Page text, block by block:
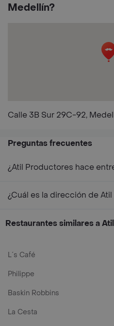
Medellín?
Calle 3B Sur 29C-92,
Preguntas frecuentes
¿Atil Productores hace
¿Cuál es la dirección de
Restaurantes similares a
L´s Café
Philippe
Baskin Robbins
La Cesta